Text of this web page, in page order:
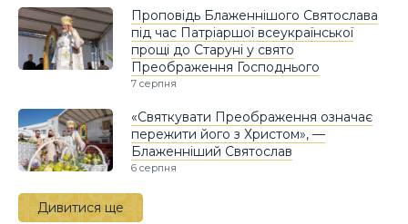
Проповідь Блаженнішого Святослава
під час Патріаршої всеукраїнської
прощі до Старуні у свято
Преображення Господнього
7 серпня
«Святкувати Преображення означає
пережити його з Христом», —
Блаженніший Святослав
6 серпня
Дивитися ще